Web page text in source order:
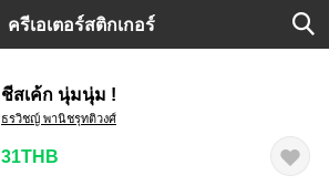
ครีเอเตอร์สติกเกอร์
ชีสเค้ก นุ่มนุ่ม !
ธรวิชญ์ พานิชรุทติวงศ์
31THB